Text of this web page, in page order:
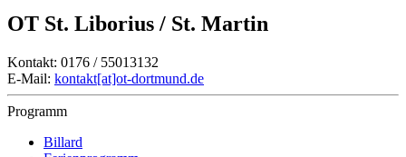
OT St. Liborius / St. Martin
Kontakt: 0176 / 55013132
E-Mail: kontakt[at]ot-dortmund.de
Programm
Billard